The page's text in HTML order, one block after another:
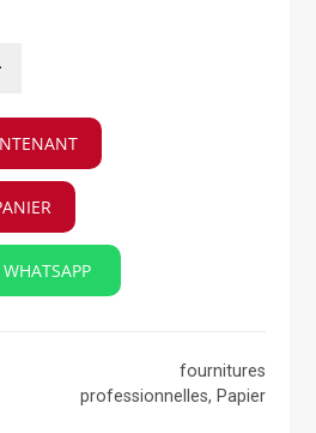
fournitures
professionnelles, Papier